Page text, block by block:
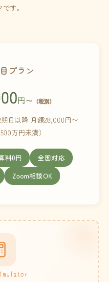
す。
プラン
円〜 （税別）
目以降 月額28,000円〜
万円未満）
料0円
全国対応
Zoom相談OK